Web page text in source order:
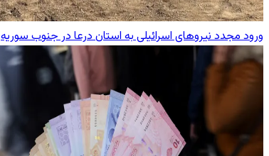
ورود مجدد نیروهای اسرائیلی به استان درعا در جنوب سوریه